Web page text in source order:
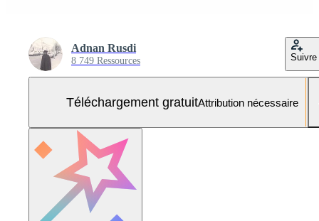
Adnan Rusdi
8 749 Ressources Suivre
Téléchargement gratuitAttribution nécessaire